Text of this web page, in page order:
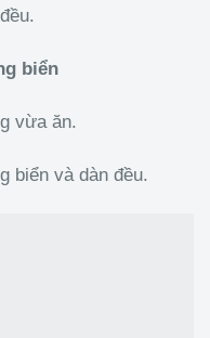
biển
vừa ăn.
biển và dàn đều.